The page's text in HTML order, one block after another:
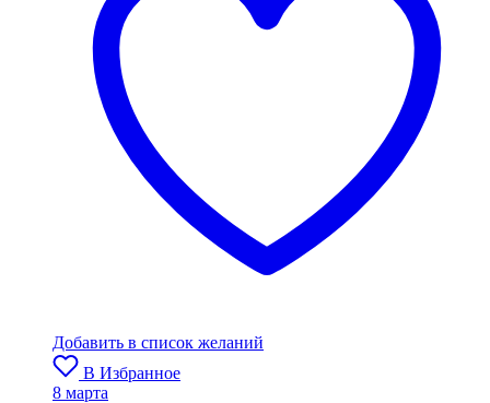
Добавить в список желаний
В Избранное
8 марта